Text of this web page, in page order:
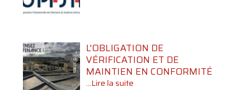
L'OBLIGATION DE
VÉRIFICATION ET DE
MAINTIEN EN CONFORMITÉ
...Lire la suite